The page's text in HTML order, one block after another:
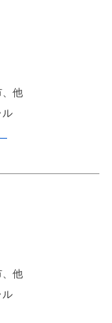
、他
ル
、他
ル